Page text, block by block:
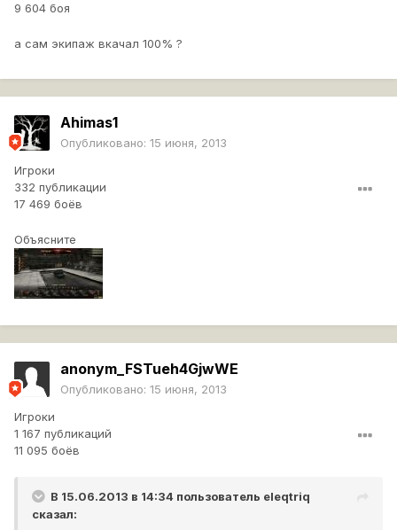
9 604 боя
а сам экипаж вкачал 100% ?
Ahimas1
Опубликовано: 15 июня, 2013
Игроки
332 публикации
17 469 боёв
Объясните
anonym_FSTueh4GjwWE
Опубликовано: 15 июня, 2013
Игроки
1 167 публикаций
11 095 боёв
В 15.06.2013 в 14:34 пользователь eleqtriq
сказал: